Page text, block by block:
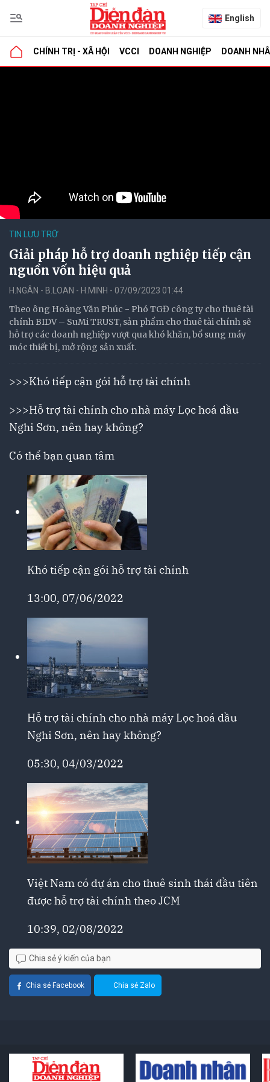
English
CHÍNH TRỊ - XÃ HỘI VCCI DOANH NGHIỆP DOANH
TIN LƯU TRỮ
Giải pháp hỗ trợ doanh nghiệp tiếp cận
nguồn vốn hiệu quả
H.NGÂN - B.LOAN - H.MINH - 07/09/2023 01:44
Theo ông Hoàng Văn Phúc - Phó TGĐ công ty cho thuê tài
chính BIDV – SuMi TRUST, sản phẩm cho thuê tài chính sẽ
hỗ trợ các doanh nghiệp vượt qua khó khăn, bổ sung máy
móc thiết bị, mở rộng sản xuất.
>>>Khó tiếp cận gói hỗ trợ tài chính
>>>Hỗ trợ tài chính cho nhà máy Lọc hoá dầu
Nghi Sơn, nên hay không?
Có thể bạn quan tâm
Khó tiếp cận gói hỗ trợ tài chính
13:00, 07/06/2022
Hỗ trợ tài chính cho nhà máy Lọc hoá dầu
Nghi Sơn, nên hay không?
05:30, 04/03/2022
Việt Nam có dự án cho thuê sinh thái đầu tiên
được hỗ trợ tài chính theo JCM
10:39, 02/08/2022
Chia sẻ ý kiến của bạn
Chia sẻ Facebook Chia sẻ Zalo